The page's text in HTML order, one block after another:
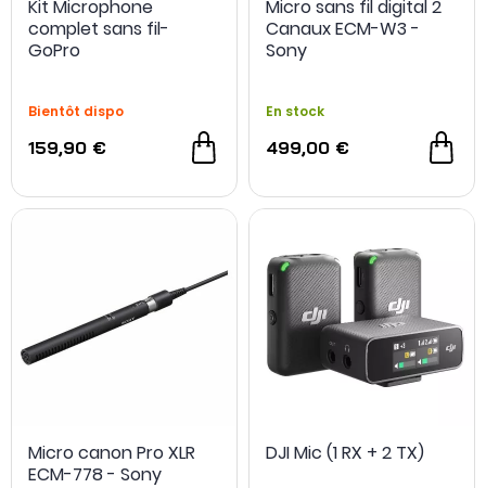
Kit Microphone
complet sans fil-
GoPro
Bientôt dispo
159,90 €
Micro sans fil digital 2
Canaux ECM-W3 -
Sony
En stock
499,00 €
Micro canon Pro XLR
ECM-778 - Sony
DJI Mic (1 RX + 2 TX)